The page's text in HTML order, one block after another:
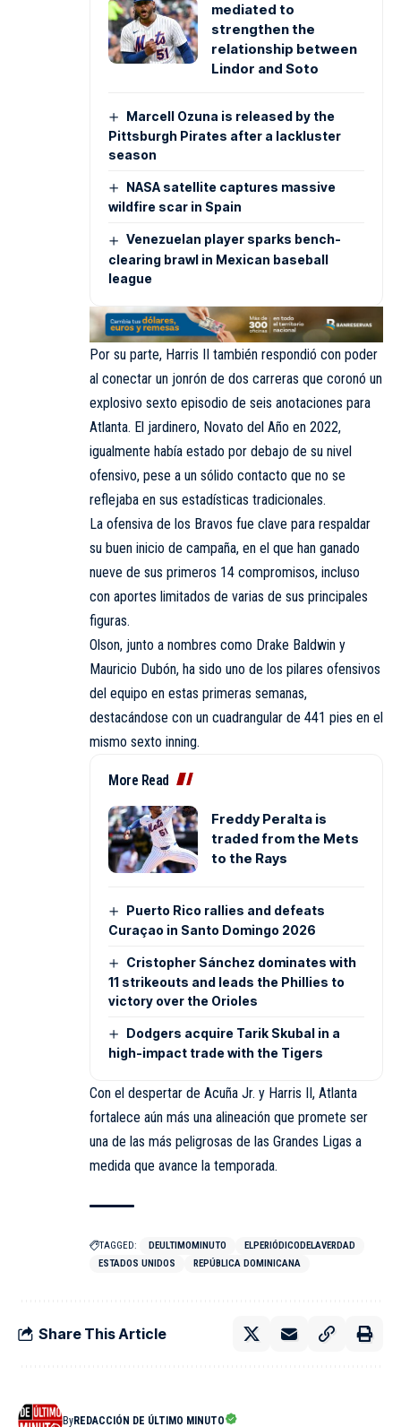
mediated to
strengthen the
relationship between
Lindor and Soto
Marcell Ozuna is released by the
Pittsburgh Pirates after a lackluster
season
NASA satellite captures massive
wildfire scar in Spain
Venezuelan player sparks bench-
clearing brawl in Mexican baseball
league
Por su parte, Harris II también respondió con poder
al conectar un jonrón de dos carreras que coronó un
explosivo sexto episodio de seis anotaciones para
Atlanta. El jardinero, Novato del Año en 2022,
igualmente había estado por debajo de su nivel
ofensivo, pese a un sólido contacto que no se
reflejaba en sus estadísticas tradicionales.
La ofensiva de los Bravos fue clave para respaldar
su buen inicio de campaña, en el que han ganado
nueve de sus primeros 14 compromisos, incluso
con aportes limitados de varias de sus principales
figuras.
Olson, junto a nombres como Drake Baldwin y
Mauricio Dubón, ha sido uno de los pilares ofensivos
del equipo en estas primeras semanas,
destacándose con un cuadrangular de 441 pies en el
mismo sexto inning.
More Read
Freddy Peralta is
traded from the Mets
to the Rays
Puerto Rico rallies and defeats
Curaçao in Santo Domingo 2026
Cristopher Sánchez dominates with
11 strikeouts and leads the Phillies to
victory over the Orioles
Dodgers acquire Tarik Skubal in a
high-impact trade with the Tigers
Con el despertar de Acuña Jr. y Harris II, Atlanta
fortalece aún más una alineación que promete ser
una de las más peligrosas de las Grandes Ligas a
medida que avance la temporada.
TAGGED: DEULTIMOMINUTO
ELPERIÓDICODELAVERDAD
ESTADOS UNIDOS
REPÚBLICA DOMINICANA
Share This Article
ByREDACCIÓN DE ÚLTIMO MINUTO